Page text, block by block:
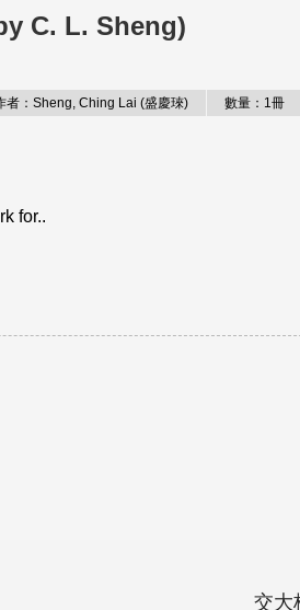
C. L. Sheng)
者：Sheng, Ching Lai (盛慶琜) 數量：1冊
for..
交大